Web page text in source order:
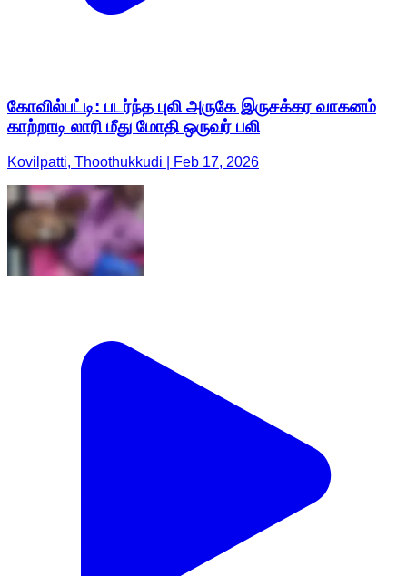
கோவில்பட்டி: படர்ந்த புலி அருகே இருசக்கர வாகனம்
காற்றாடி லாரி மீது மோதி ஒருவர் பலி
Kovilpatti, Thoothukkudi | Feb 17, 2026